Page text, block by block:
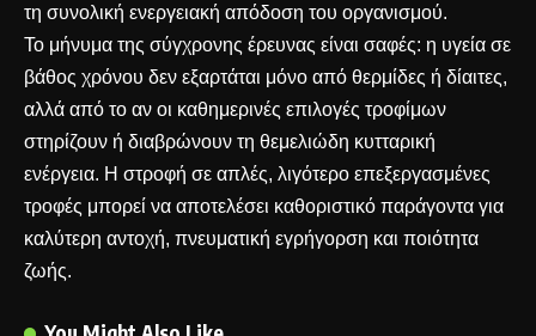
τη συνολική ενεργειακή απόδοση του οργανισμού.
Το μήνυμα της σύγχρονης έρευνας είναι σαφές: η υγεία σε
βάθος χρόνου δεν εξαρτάται μόνο από θερμίδες ή δίαιτες,
αλλά από το αν οι καθημερινές επιλογές τροφίμων
στηρίζουν ή διαβρώνουν τη θεμελιώδη κυτταρική
ενέργεια. Η στροφή σε απλές, λιγότερο επεξεργασμένες
τροφές μπορεί να αποτελέσει καθοριστικό παράγοντα για
καλύτερη αντοχή, πνευματική εγρήγορση και ποιότητα
ζωής.